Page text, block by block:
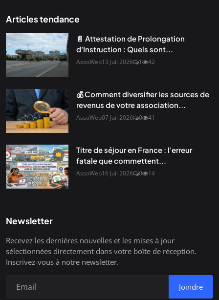
Articles tendance
📄 Attestation de Prolongation
d'Instruction : Quels sont...
AssoWeb13 Juil 2026 1 42
💰 Comment diversifier les sources de
revenus de votre association...
AssoWeb07 Juil 2026 0 41
Titre de séjour en France : l'erreur
fatale que commettent...
AssoWeb16 Juil 2026 0 14
Newsletter
Recevez les dernières nouvelles et les mises à jour
sélectionnées directement dans votre boîte de réception.
Inscrivez-vous à notre newsletter.
Joindre